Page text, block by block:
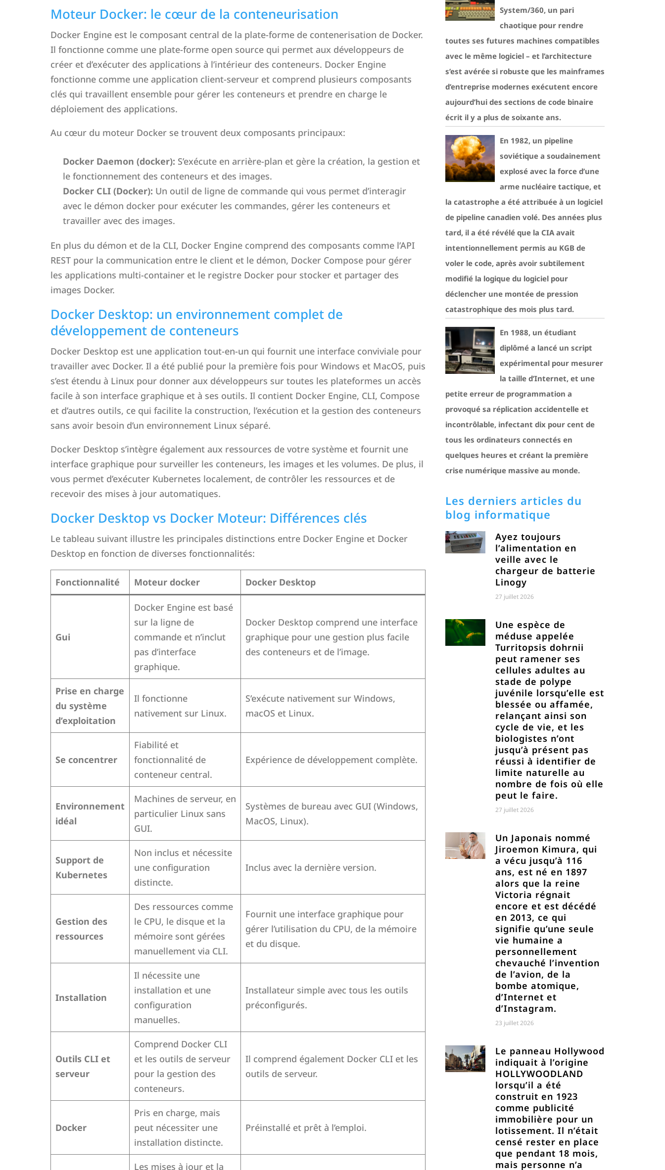
Moteur Docker: le cœur de la conteneurisation
Docker Engine est le composant central de la plate-forme de contenerisation de Docker.
Il fonctionne comme une plate-forme open source qui permet aux développeurs de
créer et d’exécuter des applications à l’intérieur des conteneurs. Docker Engine
fonctionne comme une application client-serveur et comprend plusieurs composants
clés qui travaillent ensemble pour gérer les conteneurs et prendre en charge le
déploiement des applications.
Au cœur du moteur Docker se trouvent deux composants principaux:
Docker Daemon (docker): S’exécute en arrière-plan et gère la création, la gestion et
le fonctionnement des conteneurs et des images.
Docker CLI (Docker): Un outil de ligne de commande qui vous permet d’interagir
avec le démon docker pour exécuter les commandes, gérer les conteneurs et
travailler avec des images.
En plus du démon et de la CLI, Docker Engine comprend des composants comme l’API
REST pour la communication entre le client et le démon, Docker Compose pour gérer
les applications multi-container et le registre Docker pour stocker et partager des
images Docker.
Docker Desktop: un environnement complet de
développement de conteneurs
Docker Desktop est une application tout-en-un qui fournit une interface conviviale pour
travailler avec Docker. Il a été publié pour la première fois pour Windows et MacOS, puis
s’est étendu à Linux pour donner aux développeurs sur toutes les plateformes un accès
facile à son interface graphique et à ses outils. Il contient Docker Engine, CLI, Compose
et d’autres outils, ce qui facilite la construction, l’exécution et la gestion des conteneurs
sans avoir besoin d’un environnement Linux séparé.
Docker Desktop s’intègre également aux ressources de votre système et fournit une
interface graphique pour surveiller les conteneurs, les images et les volumes. De plus, il
vous permet d’exécuter Kubernetes localement, de contrôler les ressources et de
recevoir des mises à jour automatiques.
Docker Desktop vs Docker Moteur: Différences clés
Le tableau suivant illustre les principales distinctions entre Docker Engine et Docker
Desktop en fonction de diverses fonctionnalités:
Fonctionnalité Moteur docker Docker Desktop
Gui
Docker Engine est basé
sur la ligne de
commande et n’inclut
pas d’interface
graphique.
Docker Desktop comprend une interface
graphique pour une gestion plus facile
des conteneurs et de l’image.
Prise en charge
du système
d’exploitation
Il fonctionne
nativement sur Linux.
S’exécute nativement sur Windows,
macOS et Linux.
Se concentrer
Fiabilité et
fonctionnalité de
conteneur central.
Expérience de développement complète.
Environnement
idéal
Machines de serveur, en
particulier Linux sans
GUI.
Systèmes de bureau avec GUI (Windows,
MacOS, Linux).
Support de
Kubernetes
Non inclus et nécessite
une configuration
distincte.
Inclus avec la dernière version.
Gestion des
ressources
Des ressources comme
le CPU, le disque et la
mémoire sont gérées
manuellement via CLI.
Fournit une interface graphique pour
gérer l’utilisation du CPU, de la mémoire
et du disque.
Installation
Il nécessite une
installation et une
configuration
manuelles.
Installateur simple avec tous les outils
préconfigurés.
Outils CLI et
serveur
Comprend Docker CLI
et les outils de serveur
pour la gestion des
conteneurs.
Il comprend également Docker CLI et les
outils de serveur.
Docker
Pris en charge, mais
peut nécessiter une
installation distincte.
Préinstallé et prêt à l’emploi.
Les mises à jour et la
System/360, un pari
chaotique pour rendre
toutes ses futures machines compatibles
avec le même logiciel – et l’architecture
s’est avérée si robuste que les mainframes
d’entreprise modernes exécutent encore
aujourd’hui des sections de code binaire
écrit il y a plus de soixante ans.
En 1982, un pipeline
soviétique a soudainement
explosé avec la force d’une
arme nucléaire tactique, et
la catastrophe a été attribuée à un logiciel
de pipeline canadien volé. Des années plus
tard, il a été révélé que la CIA avait
intentionnellement permis au KGB de
voler le code, après avoir subtilement
modifié la logique du logiciel pour
déclencher une montée de pression
catastrophique des mois plus tard.
En 1988, un étudiant
diplômé a lancé un script
expérimental pour mesurer
la taille d’Internet, et une
petite erreur de programmation a
provoqué sa réplication accidentelle et
incontrôlable, infectant dix pour cent de
tous les ordinateurs connectés en
quelques heures et créant la première
crise numérique massive au monde.
Les derniers articles du
blog informatique
Ayez toujours
l’alimentation en
veille avec le
chargeur de batterie
Linogy
27 juillet 2026
Une espèce de
méduse appelée
Turritopsis dohrnii
peut ramener ses
cellules adultes au
stade de polype
juvénile lorsqu’elle est
blessée ou affamée,
relançant ainsi son
cycle de vie, et les
biologistes n’ont
jusqu’à présent pas
réussi à identifier de
limite naturelle au
nombre de fois où elle
peut le faire.
27 juillet 2026
Un Japonais nommé
Jiroemon Kimura, qui
a vécu jusqu’à 116
ans, est né en 1897
alors que la reine
Victoria régnait
encore et est décédé
en 2013, ce qui
signifie qu’une seule
vie humaine a
personnellement
chevauché l’invention
de l’avion, de la
bombe atomique,
d’Internet et
d’Instagram.
23 juillet 2026
Le panneau Hollywood
indiquait à l’origine
HOLLYWOODLAND
lorsqu’il a été
construit en 1923
comme publicité
immobilière pour un
lotissement. Il n’était
censé rester en place
que pendant 18 mois,
mais personne n’a